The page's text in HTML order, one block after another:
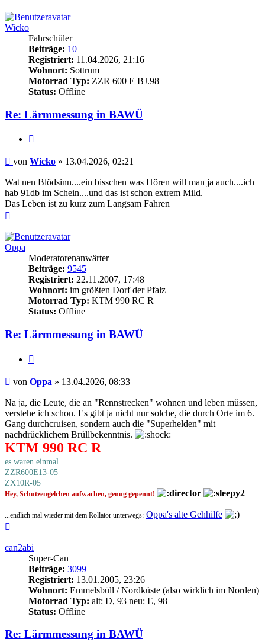
Wicko
Fahrschüler
Beiträge: 10
Registriert: 11.04.2026, 21:16
Wohnort: Sottrum
Motorrad Typ: ZZR 600 E BJ.98
Status: Offline
Re: Lärmmessung in BAWÜ
Beitrag
von Wicko » 13.04.2026, 02:21
Wat nen Blödsinn....ein bisschen was Hören will man ja auch....ich
hab 91db im Schein....und das ist schon extrem Mild.
Das Leben ist zu kurz zum Langsam Fahren
Oppa
Moderatorenanwärter
Beiträge: 9545
Registriert: 22.11.2007, 17:48
Wohnort: im größten Dorf der Pfalz
Motorrad Typ: KTM 990 RC R
Status: Offline
Re: Lärmmessung in BAWÜ
Beitrag
von Oppa » 13.04.2026, 08:33
Na ja, die Leute, die an "Rennstrecken" wohnen und leben müssen,
verstehe ich schon. Es gibt ja nicht nur solche, die durch Orte im 6.
Gang durchcruisen, sondern auch die "Superhelden" mit
nachdrücklichem Brüllbekenntnis.
KTM 990 RC R
es waren einmal...
ZZR600E13-05
ZX10R-05
Hey, Schutzengelchen aufwachen, genug gepennt!
...endlich mal wieder mit dem Rollator unterwegs: Oppa's alte Gehhilfe
can2abi
Super-Can
Beiträge: 3099
Registriert: 13.01.2005, 23:26
Wohnort: Emmelsbüll / Nordküste (also wirklich im Norden)
Motorrad Typ: alt: D, 93 neu: E, 98
Status: Offline
Re: Lärmmessung in BAWÜ